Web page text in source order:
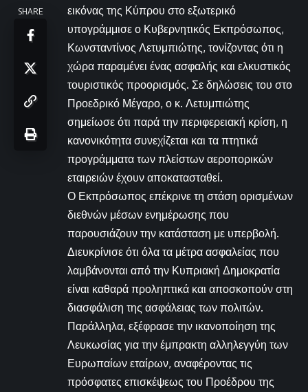
SHARE
εικόνας της Κύπρου στο εξωτερικό
υπογράμμισε ο Κυβερνητικός Εκπρόσωπος,
Κωνσταντίνος Λετυμπιώτης, τονίζοντας ότι η
χώρα παραμένει ένας ασφαλής και ελκυστικός
τουριστικός προορισμός. Σε δηλώσεις του στο
Προεδρικό Μέγαρο, ο κ. Λετυμπιώτης
σημείωσε ότι παρά την περιφερειακή κρίση, η
κανονικότητα συνεχίζεται και τα πτητικά
προγράμματα των πλείστων αεροπορικών
εταιρειών έχουν αποκατασταθεί.
Ο Εκπρόσωπος επέκρινε τη στάση ορισμένων
διεθνών μέσων ενημέρωσης που
παρουσιάζουν την κατάσταση με υπερβολή.
Διευκρίνισε ότι όλα τα μέτρα ασφαλείας που
λαμβάνονται από την Κυπριακή Δημοκρατία
είναι καθαρά προληπτικά και αποσκοπούν στη
διασφάλιση της ασφάλειας των πολιτών.
Παράλληλα, εξέφρασε την ικανοποίηση της
Λευκωσίας για την έμπρακτη αλληλεγγύη των
Ευρωπαίων εταίρων, αναφέροντας τις
πρόσφατες επισκέψεως του Προέδρου της